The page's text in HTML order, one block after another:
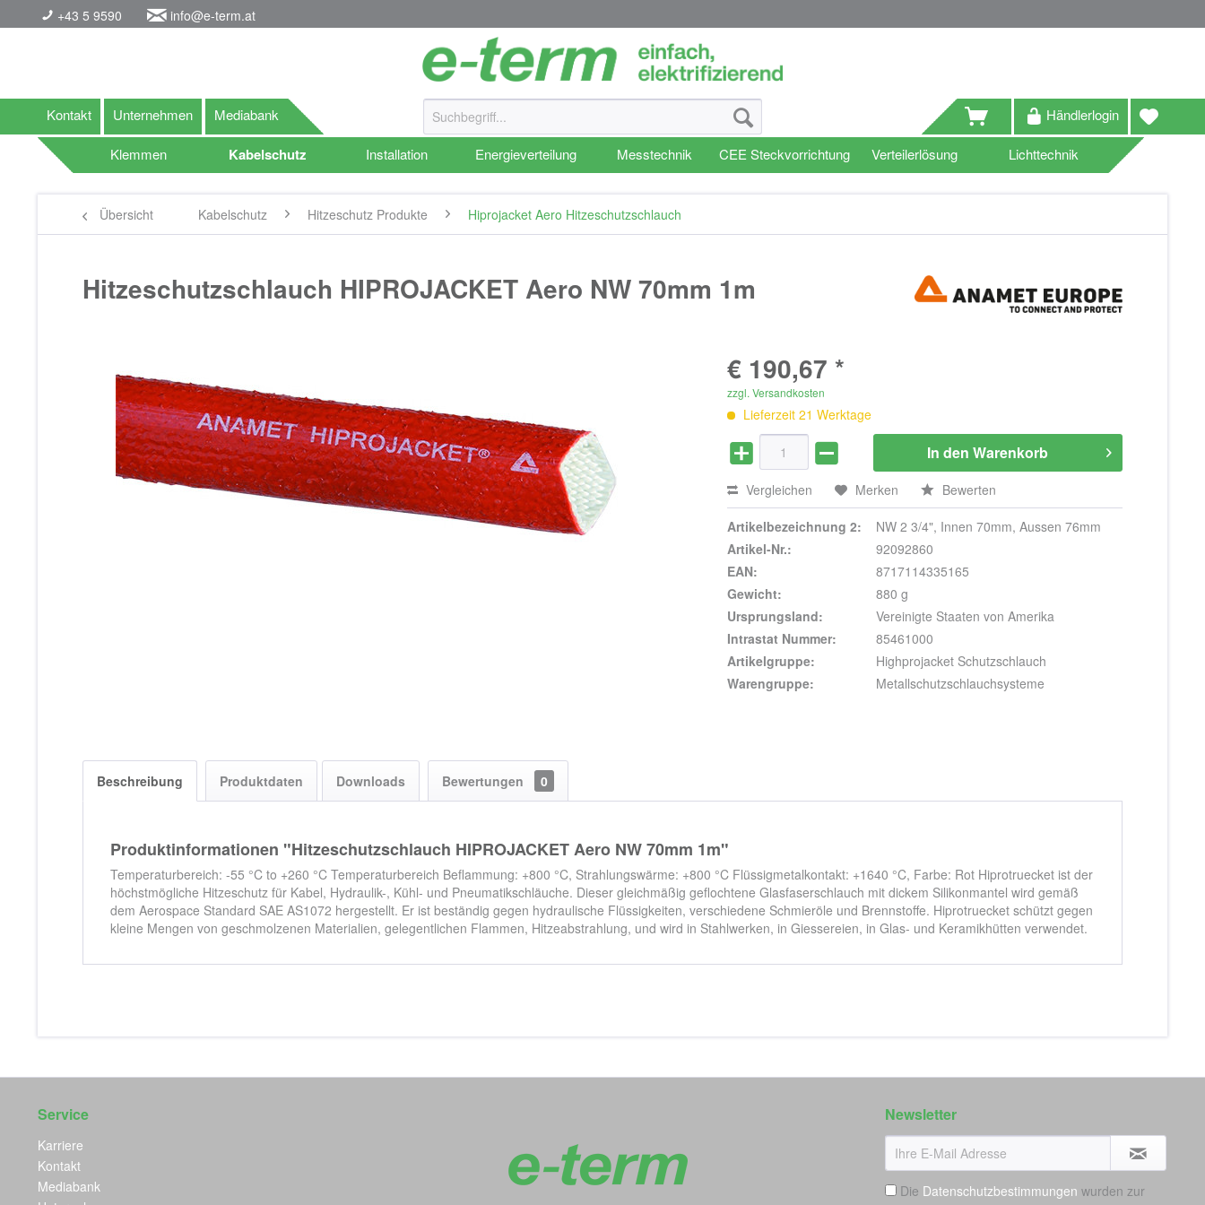
+43 5 9590 info@e-term.at
Kontakt Unternehmen Mediabank Händlerlogin
Klemmen Kabelschutz Installation Energieverteilung Messtechnik CEE Steckvorrichtung Verteilerlösung Lichttechnik
Übersicht Kabelschutz Hitzeschutz Produkte Hiprojacket Aero Hitzeschutzschlauch
Hitzeschutzschlauch HIPROJACKET Aero NW 70mm 1m
€ 190,67 *
zzgl. Versandkosten
Lieferzeit 21 Werktage
In den Warenkorb
Vergleichen Merken Bewerten
Artikelbezeichnung 2:
NW 2 3/4", Innen 70mm, Aussen 76mm
Artikel-Nr.:
92092860
EAN:
8717114335165
Gewicht:
880 g
Ursprungsland:
Vereinigte Staaten von Amerika
Intrastat Nummer:
85461000
Artikelgruppe:
Highprojacket Schutzschlauch
Warengruppe:
Metallschutzschlauchsysteme
Beschreibung Produktdaten Downloads Bewertungen 0
Produktinformationen "Hitzeschutzschlauch HIPROJACKET Aero NW 70mm 1m"
Temperaturbereich: -55 °C to +260 °C Temperaturbereich Beflammung: +800 °C, Strahlungswärme: +800 °C Flüssigmetalkontakt: +1640 °C, Farbe: Rot Hiprotruecket ist der
höchstmögliche Hitzeschutz für Kabel, Hydraulik-, Kühl- und Pneumatikschläuche. Dieser gleichmäßig geflochtene Glasfaserschlauch mit dickem Silikonmantel wird gemäß
dem Aerospace Standard SAE AS1072 hergestellt. Er ist beständig gegen hydraulische Flüssigkeiten, verschiedene Schmieröle und Brennstoffe. Hiprotruecket schützt gegen
kleine Mengen von geschmolzenen Materialien, gelegentlichen Flammen, Hitzeabstrahlung, und wird in Stahlwerken, in Giessereien, in Glas- und Keramikhütten verwendet.
Service
Karriere
Kontakt
Mediabank
Newsletter
Die Datenschutzbestimmungen wurden zur